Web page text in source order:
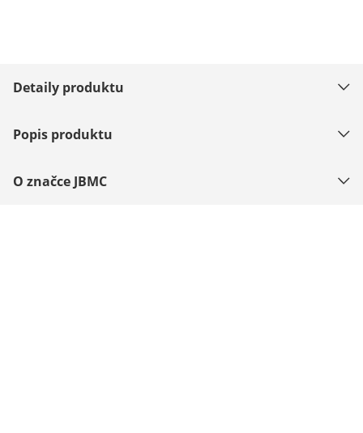
Detaily produktu
Popis produktu
O značce JBMC